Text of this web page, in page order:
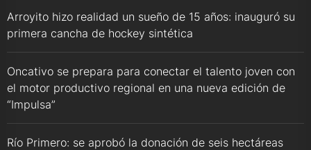
Arroyito hizo realidad un sueño de 15 años: inauguró su
primera cancha de hockey sintética
Oncativo se prepara para conectar el talento joven con
el motor productivo regional en una nueva edición de
“Impulsa”
Río Primero: se aprobó la donación de seis hectáreas